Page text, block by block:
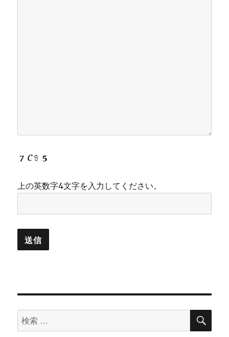
上の英数字4文字を入力してください。
検
索
検